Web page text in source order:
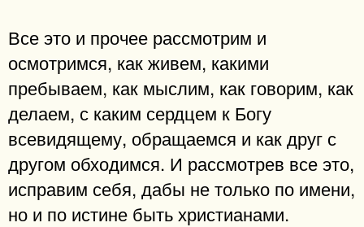
Все это и прочее рассмотрим и
осмотримся, как живем, какими
пребываем, как мыслим, как говорим, как
делаем, с каким сердцем к Богу
всевидящему, обращаемся и как друг с
другом обходимся. И рассмотрев все это,
исправим себя, дабы не только по имени,
но и по истине быть христианами.